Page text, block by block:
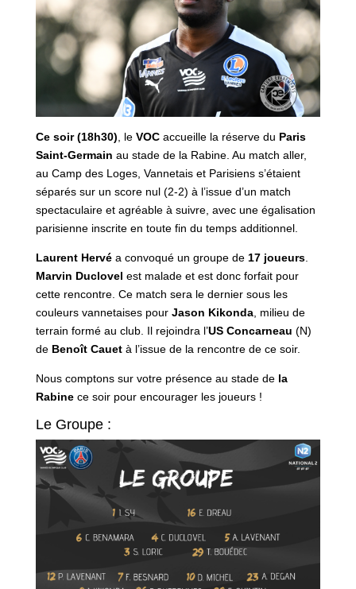
Ce soir (18h30), le VOCaccueille la réserve du Paris
Saint-Germain au stade de la Rabine. Au match aller,
au Camp des Loges, Vannetais et Parisiens s’étaient
séparés sur un score nul (2-2) à l’issue d’un match
spectaculaire et agréable à suivre, avec une égalisation
parisienne inscrite en toute fin du temps additionnel.
Laurent Hervéa convoqué un groupe de17 joueurs.
Marvin Duclovel est malade et est donc forfait pour
cette rencontre. Ce match sera le dernier sous les
couleurs vannetaises pour Jason Kikonda, milieu de
terrain formé au club. Il rejoindra l’US Concarneau (N)
de Benoît Cauetà l’issue de la rencontre de ce soir.
Nous comptons sur votre présence au stade de la
Rabinece soir pour encourager les joueurs !
Le Groupe :